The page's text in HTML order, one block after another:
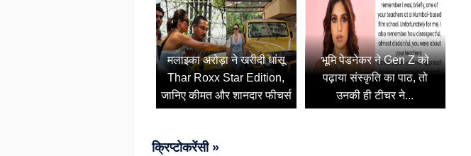
मलाइका अरोड़ा ने खरीदी धांसू
Thar Roxx Star Edition,
जानिए कीमत और शानदार फीचर्स
भूमि पेडनेकर ने Gen Z को
पढ़ाया संस्कृति का पाठ, तो
उनकी ही टीचर ने...
क्रिप्टोकरेंसी »